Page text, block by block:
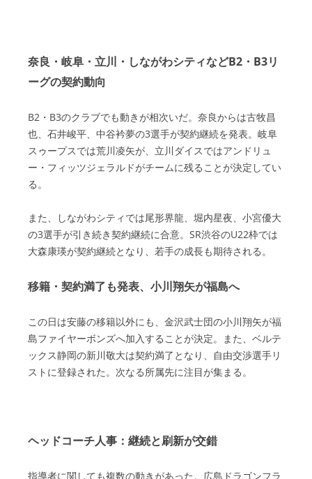
奈良・岐阜・立川・しながわシティなどB2・B3リ
ーグの契約動向
B2・B3のクラブでも動きが相次いだ。奈良からは古牧昌
也、石井峻平、中谷衿夢の3選手が契約継続を発表。岐阜
スゥープスでは荒川凌矢が、立川ダイスではアンドリュ
ー・フィッツジェラルドがチームに残ることが決定してい
る。
また、しながわシティでは尾形界龍、堀内星夜、小宮優大
の3選手が引き続き契約継続に合意。SR渋谷のU22枠では
大森康瑛が契約継続となり、若手の成長も期待される。
移籍・契約満了も発表、小川翔矢が福島へ
この日は安藤の移籍以外にも、金沢武士団の小川翔矢が福
島ファイヤーボンズへ加入することが決定。また、ベルテ
ックス静岡の新川敬大は契約満了となり、自由交渉選手リ
ストに登録された。次なる所属先に注目が集まる。
ヘッドコーチ人事：継続と刷新が交錯
指導者に関しても複数の動きがあった。広島ドラゴンフラ